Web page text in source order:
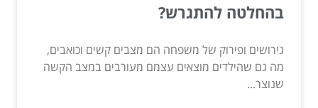
בהחלטה להתגרש?
גירושים ופירוק של משפחה הם מצבים קשים וכואבים,
מה גם שהילדים מוצאים עצמם מעורבים במצב הקשה
שנוצר...